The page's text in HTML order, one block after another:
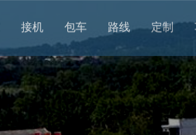
接机 包车 路线 定制